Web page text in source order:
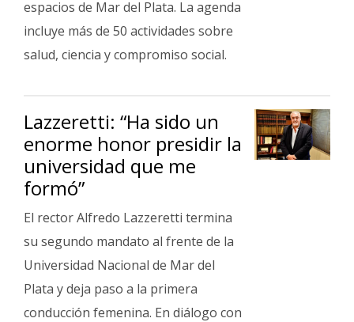
espacios de Mar del Plata. La agenda
incluye más de 50 actividades sobre
salud, ciencia y compromiso social.
Lazzeretti: “Ha sido un
enorme honor presidir la
universidad que me
formó”
El rector Alfredo Lazzeretti termina
su segundo mandato al frente de la
Universidad Nacional de Mar del
Plata y deja paso a la primera
conducción femenina. En diálogo con